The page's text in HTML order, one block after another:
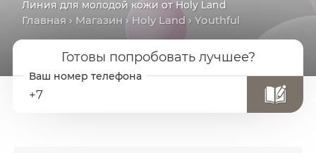
Линия для молодой кожи от Holy Land
Главная › Магазин › Holy Land› Youthful
Готовы попробовать лучшее?
+7